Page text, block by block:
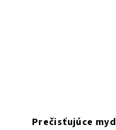
Prečisťujúce